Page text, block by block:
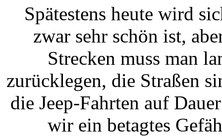
Spätestens heute wird
zwar sehr schön ist,
Strecken muss man
zurücklegen, die Straßen
die Jeep-Fahrten auf
wir ein betagtes